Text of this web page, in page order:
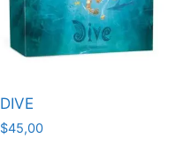
DIVE
$45,00